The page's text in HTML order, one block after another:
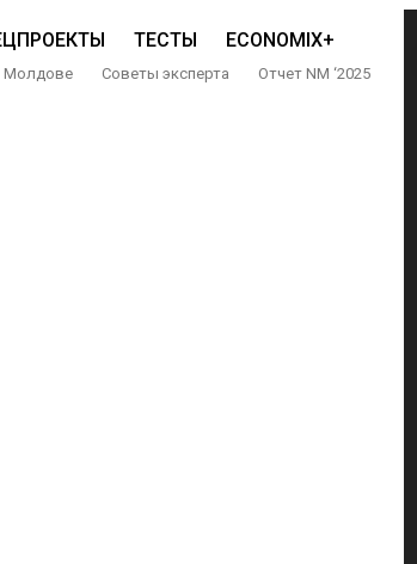
ТЕСТЫ ECONOMIX+
Молдове Советы эксперта Отчет NM ‘2025